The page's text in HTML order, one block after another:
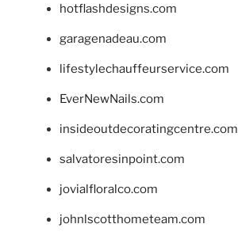
hotflashdesigns.com
garagenadeau.com
lifestylechauffeurservice.com
EverNewNails.com
insideoutdecoratingcentre.com
salvatoresinpoint.com
jovialfloralco.com
johnlscotthometeam.com